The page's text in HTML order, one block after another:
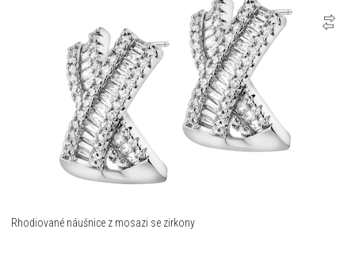
Rhodiované náušnice z mosazi se zirkony